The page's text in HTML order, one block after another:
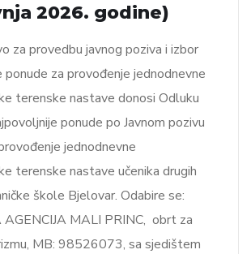
2026. godine)
za provedbu javnog poziva i izbor
ponude za provođenje jednodnevne
terenske nastave donosi Odluku
ponude po Javnom pozivu
jednodnevne
terenske nastave učenika drugih
škole Bjelovar. Odabire se:
MALI PRINC, obrt za
MB: 98526073, sa sjedištem